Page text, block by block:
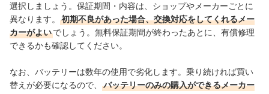
選択しましょう。保証期間・内容は、ショップやメーカーごとに
異なります。
初期不良があった場合、交換対応をしてくれるメー
カーがよいでしょう。無料保証期間が終わったあとに、有償修理
できるかも確認してください。
なお、バッテリーは数年の使用で劣化します。乗り続ければ買い
替えが必要になるので、
バッテリーのみの購入ができるメーカー